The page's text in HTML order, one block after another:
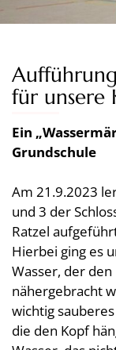
für unsere
Ein
Grundschule
Am 21.9.2023
und 3 der
Ratzel
Hierbei ging es
Wasser, der
nähergebracht
wichtig
die den Kopf